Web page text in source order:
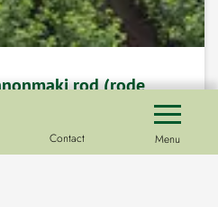
Contact Menu
rod (rode
Verder lezen